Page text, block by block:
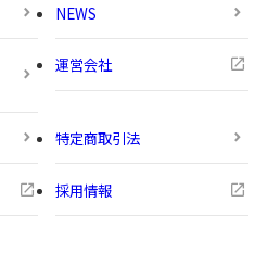
NEWS
運営会社
特定商取引法
採用情報